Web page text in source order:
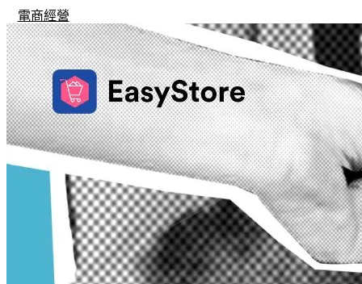
電商經營